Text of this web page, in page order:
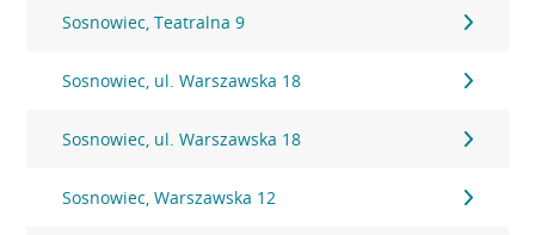
Sosnowiec, Teatralna 9
Sosnowiec, ul. Warszawska 18
Sosnowiec, ul. Warszawska 18
Sosnowiec, Warszawska 12